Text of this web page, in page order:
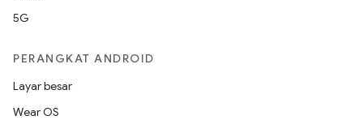
5G
PERANGKAT ANDROID
Layar besar
Wear OS